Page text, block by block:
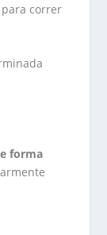
correr
forma